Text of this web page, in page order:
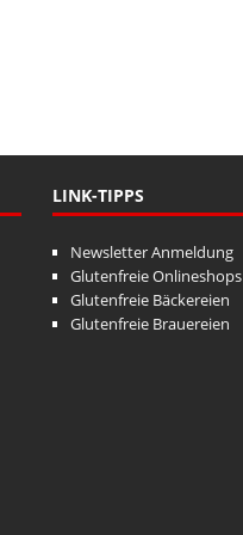
LINK-TIPPS
Newsletter Anmeldung
Glutenfreie Onlineshops
Glutenfreie Bäckereien
Glutenfreie Brauereien